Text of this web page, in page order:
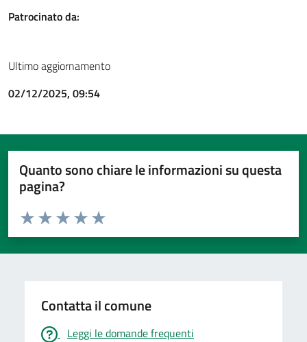
Patrocinato da:
Ultimo aggiornamento
02/12/2025, 09:54
Quanto sono chiare le informazioni su questa
pagina?
Valuta da 1 a 5 stelle la pagina
Valuta 5 stelle su 5
Valuta 4 stelle su 5
Valuta 3 stelle su 5
Valuta 2 stelle su 5
Valuta 1 stelle su 5
Contatta il comune
Leggi le domande frequenti